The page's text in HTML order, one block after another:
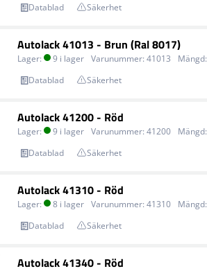
Datablad
Säkerhet
Autolack 41013 - Brun (Ral 8017)
Lager: 9 i lager Varunummer: 41013 Mängd:
Datablad
Säkerhet
Autolack 41200 - Röd
Lager: 9 i lager Varunummer: 41200 Mängd:
Datablad
Säkerhet
Autolack 41310 - Röd
Lager: 8 i lager Varunummer: 41310 Mängd:
Datablad
Säkerhet
Autolack 41340 - Röd